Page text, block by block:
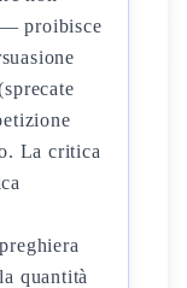
— proibisce
La critica
quantità